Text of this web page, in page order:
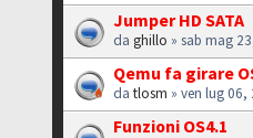
Jumper HD SATA
daghillo » sab mag
Qemu fa girare
datlosm » ven lug
Funzioni OS4.1